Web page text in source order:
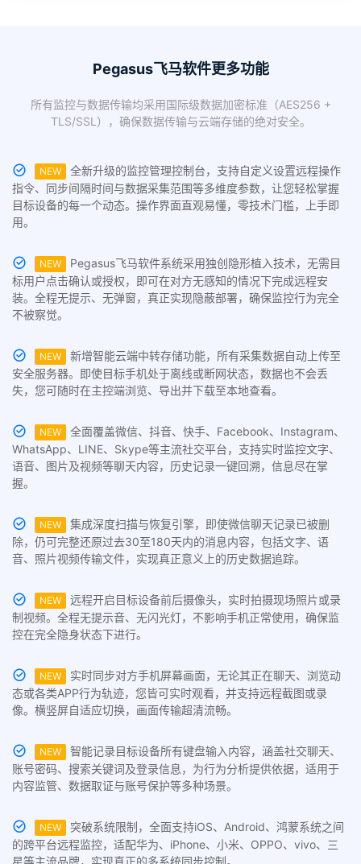
Pegasus飞马软件更多功能
所有监控与数据传输均采用国际级数据加密标准（AES256 +
TLS/SSL），确保数据传输与云端存储的绝对安全。
NEW
全新升级的监控管理控制台，支持自定义设置远程操作
指令、同步间隔时间与数据采集范围等多维度参数，让您轻松掌握
目标设备的每一个动态。操作界面直观易懂，零技术门槛，上手即
用。
NEW
Pegasus飞马软件系统采用独创隐形植入技术，无需目
标用户点击确认或授权，即可在对方无感知的情况下完成远程安
装。全程无提示、无弹窗，真正实现隐蔽部署，确保监控行为完全
不被察觉。
NEW
新增智能云端中转存储功能，所有采集数据自动上传至
安全服务器。即使目标手机处于离线或断网状态，数据也不会丢
失，您可随时在主控端浏览、导出并下载至本地查看。
NEW
全面覆盖微信、抖音、快手、Facebook、Instagram、
WhatsApp、LINE、Skype等主流社交平台，支持实时监控文字、
语音、图片及视频等聊天内容，历史记录一键回溯，信息尽在掌
握。
NEW
集成深度扫描与恢复引擎，即使微信聊天记录已被删
除，仍可完整还原过去30至180天内的消息内容，包括文字、语
音、照片视频传输文件，实现真正意义上的历史数据追踪。
NEW
远程开启目标设备前后摄像头，实时拍摄现场照片或录
制视频。全程无提示音、无闪光灯，不影响手机正常使用，确保监
控在完全隐身状态下进行。
NEW
实时同步对方手机屏幕画面，无论其正在聊天、浏览动
态或各类APP行为轨迹，您皆可实时观看，并支持远程截图或录
像。横竖屏自适应切换，画面传输超清流畅。
NEW
智能记录目标设备所有键盘输入内容，涵盖社交聊天、
账号密码、搜索关键词及登录信息，为行为分析提供依据，适用于
内容监管、数据取证与账号保护等多种场景。
NEW
突破系统限制，全面支持iOS、Android、鸿蒙系统之间
的跨平台远程监控，适配华为、iPhone、小米、OPPO、vivo、三